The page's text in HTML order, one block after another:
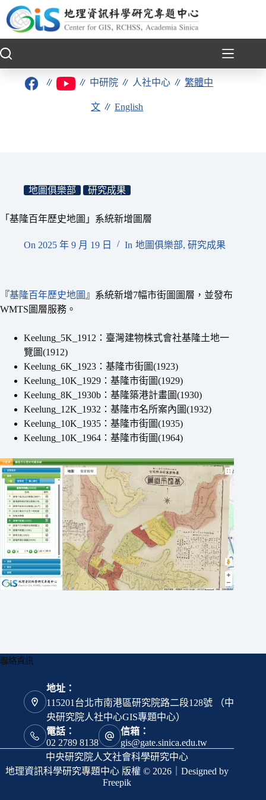
至
要
∥ ∥ 中研院 ∥ 人社中心 ∥繁體中
文 ∥English
地圖俱樂部 研究成果
「基隆百年歷史地圖」系統新增圖層
On 2025 年 9 月 19 日 In 地圖俱樂部, 研究成果
『基隆百年歷史地圖 』系統新增7幅市街圖圖層，並發布
WMTS圖層服務。
Keelung_5K_1912：臺灣建物株式會社基隆土地一
覽圖(1912)
Keelung_6K_1923：基隆市街圖(1923)
Keelung_10K_1929：基隆市街圖(1929)
Keelung_8K_1930b：基隆築港計畫圖(1930)
Keelung_12K_1932：基隆市名所案內圖(1932)
Keelung_10K_1935：基隆市街圖(1935)
Keelung_10K_1964：基隆市街圖(1964)
聯絡資訊
地址：
115201台北市南港區研究院路二段128號 （中
央研究院人社中心GIS專題中心）
電話：
02 2789 8138
信箱：
gis@gate.sinica.edu.tw
中央研究院人文社會科學研究中心
地理資訊科學研究專題中心 版權 © 2026｜Designed by
Freepik